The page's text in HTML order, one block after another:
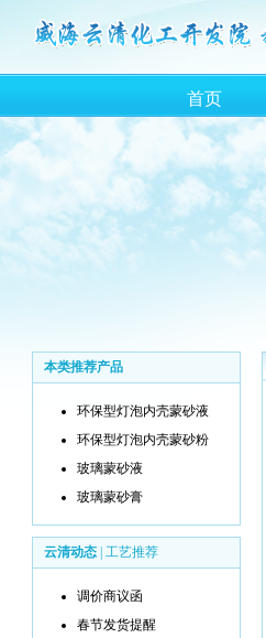
首页
本类推荐产品
环保型灯泡内壳蒙砂液
环保型灯泡内壳蒙砂粉
玻璃蒙砂液
玻璃蒙砂膏
云清动态 工艺推荐
调价商议函
春节发货提醒